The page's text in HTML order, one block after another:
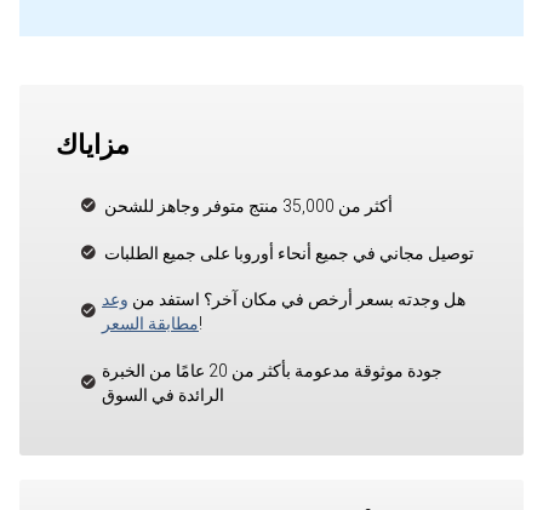
مزاياك
أكثر من 35,000 منتج متوفر وجاهز للشحن
توصيل مجاني في جميع أنحاء أوروبا على جميع الطلبات
هل وجدته بسعر أرخص في مكان آخر؟ استفد من وعد
مطابقة السعر!
جودة موثوقة مدعومة بأكثر من 20 عامًا من الخبرة
الرائدة في السوق